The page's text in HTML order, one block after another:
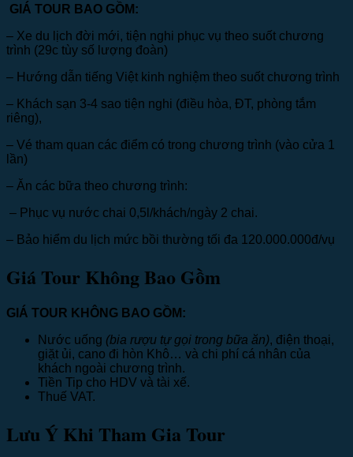
GIÁ TOUR BAO GỒM:
– Xe du lịch đời mới, tiện nghi phục vụ theo suốt chương
trình (29c tùy số lượng đoàn)
– Hướng dẫn tiếng Việt kinh nghiệm theo suốt chương trình
– Khách sạn 3-4 sao tiện nghi (điều hòa, ĐT, phòng tắm
riêng),
– Vé tham quan các điểm có trong chương trình (vào cửa 1
lần)
– Ăn các bữa theo chương trình:
– Phục vụ nước chai 0,5l/khách/ngày 2 chai.
– Bảo hiểm du lịch mức bồi thường tối đa 120.000.000đ/vụ
Giá Tour Không Bao Gồm
GIÁ TOUR KHÔNG BAO GỒM:
Nước uống (bia rượu tự gọi trong bữa ăn), điện thoại,
giặt ủi, cano đi hòn Khô… và chi phí cá nhân của
khách ngoài chương trình.
Tiền Tip cho HDV và tài xế.
Thuế VAT.
Lưu Ý Khi Tham Gia Tour